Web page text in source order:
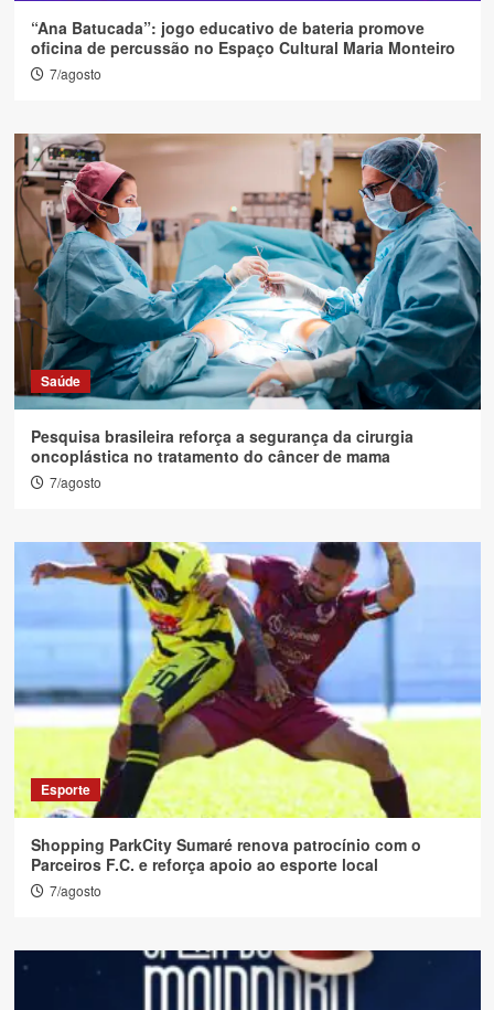
“Ana Batucada”: jogo educativo de bateria promove
oficina de percussão no Espaço Cultural Maria Monteiro
7/agosto
Saúde
Pesquisa brasileira reforça a segurança da cirurgia
oncoplástica no tratamento do câncer de mama
7/agosto
Esporte
Shopping ParkCity Sumaré renova patrocínio com o
Parceiros F.C. e reforça apoio ao esporte local
7/agosto